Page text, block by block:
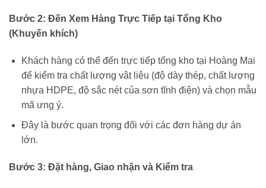
Bước 2: Đến Xem Hàng Trực Tiếp tại Tổng Kho
(Khuyến khích)
Khách hàng có thể đến trực tiếp tổng kho tại Hoàng Mai
để kiểm tra chất lượng vật liệu (độ dày thép, chất lượng
nhựa HDPE, độ sắc nét của sơn tĩnh điện) và chọn mẫu
mã ưng ý.
Đây là bước quan trọng đối với các đơn hàng dự án
lớn.
Bước 3: Đặt hàng, Giao nhận và Kiểm tra